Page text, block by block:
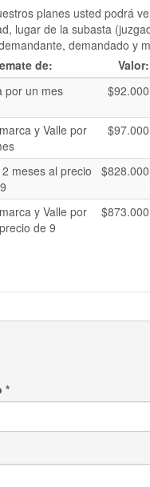
planes usted podrá
lugar de la subasta
demandado y
de:
Valor:
por un mes
$92.000
y Valle por
$97.000
meses al precio
$828.000
y Valle por
de 9
$873.000
*